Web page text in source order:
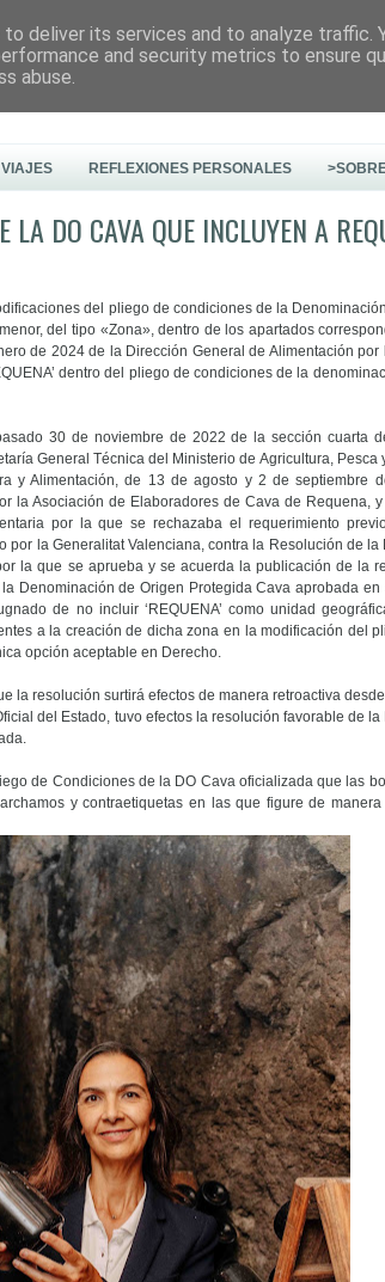
VIAJES REFLEXIONES PERSONALES >SOBRE
LA DO CAVA QUE INCLUYEN A
del pliego de condiciones de la
del tipo «Zona», dentro de los apartados
de 2024 de la Dirección General de Alimentación
dentro del pliego de condiciones de la
30 de noviembre de 2022 de la sección cuarta
General Técnica del Ministerio de Agricultura, Pesca
y Alimentación, de 13 de agosto y 2 de septiembre
la Asociación de Elaboradores de Cava de Requena,
por la que se rechazaba el requerimiento
por la Generalitat Valenciana, contra la Resolución de
la que se aprueba y se acuerda la publicación de la
Denominación de Origen Protegida Cava aprobada
de no incluir ‘REQUENA’ como unidad
a la creación de dicha zona en la modificación del
opción aceptable en Derecho.
la resolución surtirá efectos de manera retroactiva
del Estado, tuvo efectos la resolución favorable de
de Condiciones de la DO Cava oficializada que las
y contraetiquetas en las que figure de
deliver its services and to analyze traffic.
and security metrics to ensure
abuse.